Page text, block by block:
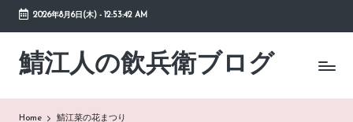
Skip
content
2026年8月6日(木)- 12:53:43 AM
鯖江人の飲兵衛ブログ
日々
の
Home 鯖江菜の花まつり